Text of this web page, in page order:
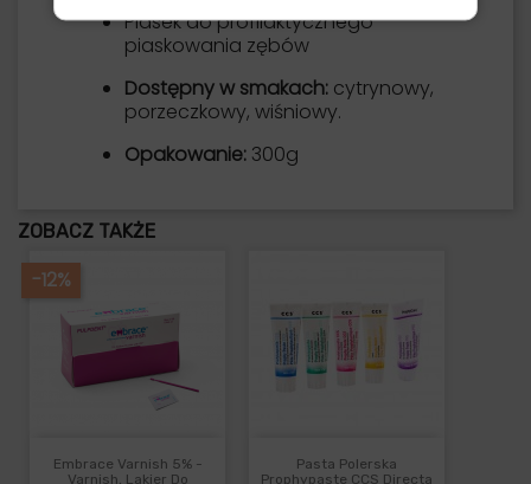
Piasek do profilaktycznego
piaskowania zębów
Dostępny w smakach: cytrynowy,
porzeczkowy, wiśniowy.
Opakowanie: 300g
ZOBACZ TAKŻE
Embrace Varnish 5% -
Varnish, Lakier Do
-12%
Pasta Polerska
Prophypaste CCS Directa